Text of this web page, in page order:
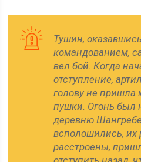
Тушин,
командованием,
вел бой. Когда
отступление,
голову не пришла
пушки. Огонь был
деревню
всполошились,
расстроены,